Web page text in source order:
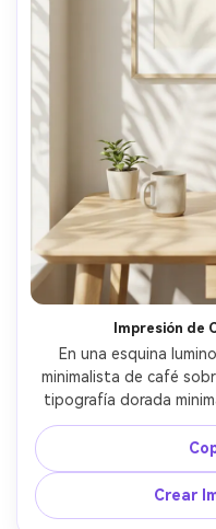
Impresión de
En una esquina
minimalista de café
tipografía dorada
limpia con márgenes
luz diurna, bokeh de
alta resolución,
Crear